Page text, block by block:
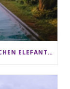
SRI LANKA RUNDREISE: 12 TAGE ZWISCHEN ELEFANTEN, TEEPLANTAGEN & STRAND ALS FAMILIE